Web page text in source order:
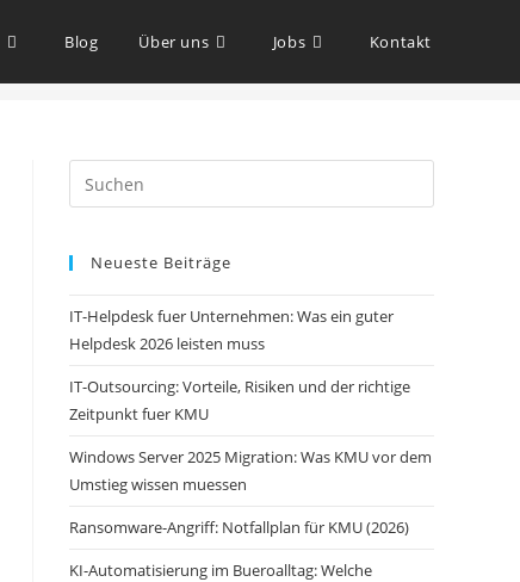
Blog Über uns Jobs Kontakt
Neueste Beiträge
IT-Helpdesk fuer Unternehmen: Was ein guter
Helpdesk 2026 leisten muss
IT-Outsourcing: Vorteile, Risiken und der richtige
Zeitpunkt fuer KMU
Windows Server 2025 Migration: Was KMU vor dem
Umstieg wissen muessen
Ransomware-Angriff: Notfallplan für KMU (2026)
KI-Automatisierung im Bueroalltag: Welche